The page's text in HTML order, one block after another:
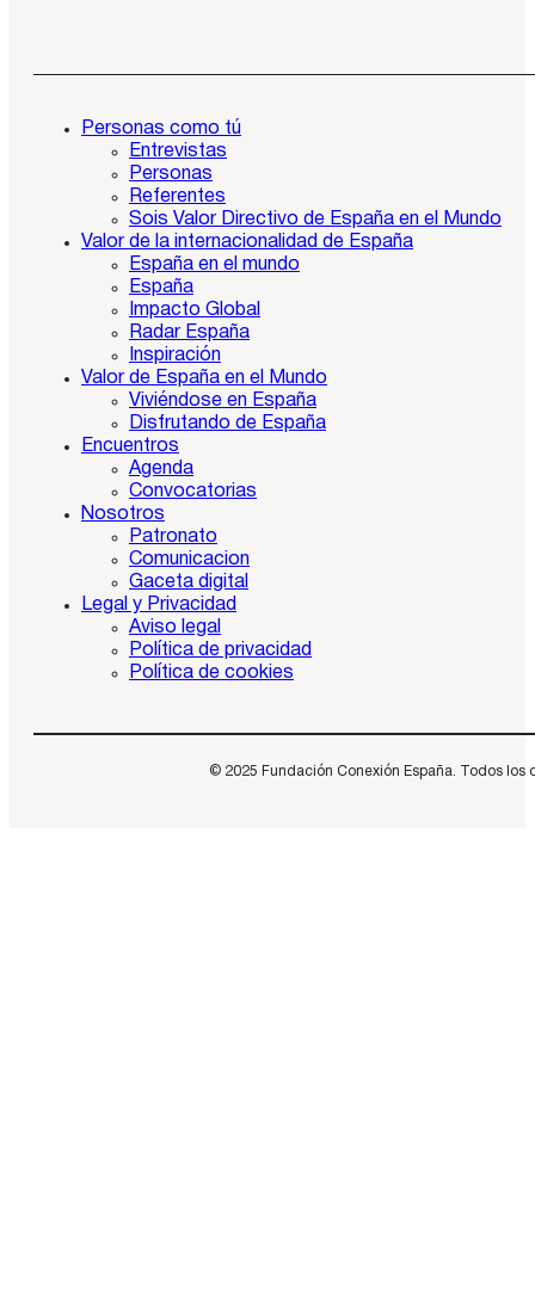
Personas como tú
Entrevistas
Personas
Referentes
Sois Valor Directivo de España en el Mundo
Valor de la internacionalidad de España
España en el mundo
España
Impacto Global
Radar España
Inspiración
Valor de España en el Mundo
Viviéndose en España
Disfrutando de España
Encuentros
Agenda
Convocatorias
Nosotros
Patronato
Comunicacion
Gaceta digital
Legal y Privacidad
Aviso legal
Política de privacidad
Política de cookies
© 2025 Fundación Conexión España. Todos los